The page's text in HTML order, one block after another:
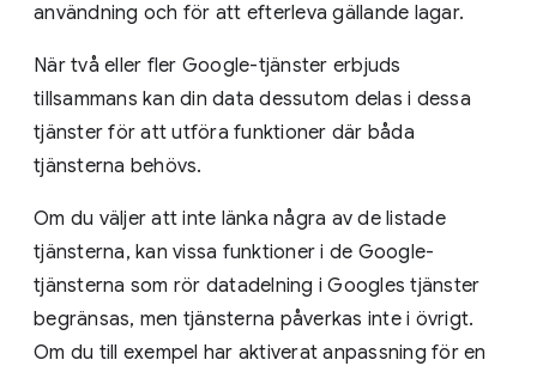
användning och för att efterleva gällande lagar.
När två eller fler Google-tjänster erbjuds
tillsammans kan din data dessutom delas i dessa
tjänster för att utföra funktioner där båda
tjänsterna behövs.
Om du väljer att inte länka några av de listade
tjänsterna, kan vissa funktioner i de Google-
tjänsterna som rör datadelning i Googles tjänster
begränsas, men tjänsterna påverkas inte i övrigt.
Om du till exempel har aktiverat anpassning för en